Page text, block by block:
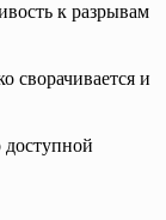
к разрывам
сворачивается и